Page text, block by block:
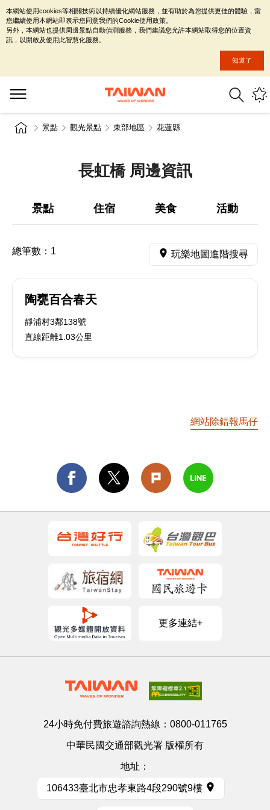
景點 觀光景點 東部地區 花蓮縣
長虹橋 周邊資訊
景點 住宿 美食 活動
總筆數： 1 玩樂地圖進階搜尋
陶甕百合春天
靜浦村3鄰138號
直線距離1.03公里
網站除錯報馬仔
更多連結+
24小時免付費旅遊諮詢熱線： 0800-011765
中華民國交通部觀光署 版權所有
地址：
106433臺北市忠孝東路4段290號9樓
本網站使用cookies等相關技術以持續優化網站服務，並有助於為您提供更佳的體驗，當
您繼續使用本網站即表示您同意我們的Cookie使用政策。
另外，本網站也提供周邊景點自動偵測服務，我們建議您允許本網站取得您的位置資
訊，以開啟及使用此智慧化服務。
知道了